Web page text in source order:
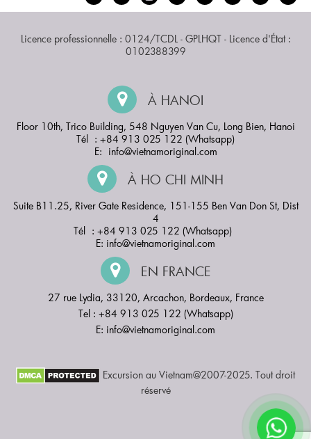
Licence professionnelle : 0124/TCDL - GPLHQT - Licence d'État :
0102388399
À HANOI
Floor 10th, Trico Building, 548 Nguyen Van Cu, Long Bien, Hanoi
Tél : +84 913 025 122 (Whatsapp)
E: info@vietnamoriginal.com
À HO CHI MINH
Suite B11.25, River Gate Residence, 151-155 Ben Van Don St, Dist
4
Tél : +84 913 025 122 (Whatsapp)
E: info@vietnamoriginal.com
EN FRANCE
27 rue Lydia, 33120, Arcachon, Bordeaux, France
Tel : +84 913 025 122 (Whatsapp)
E: info@vietnamoriginal.com
Excursion au Vietnam@2007-2025. Tout droit
réservé